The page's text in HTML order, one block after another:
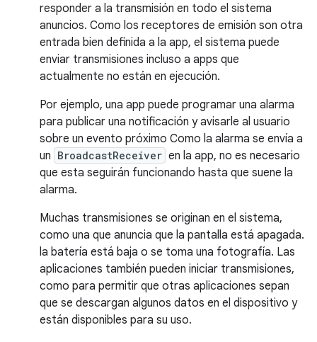
responder a la transmisión en todo el sistema
anuncios. Como los receptores de emisión son otra
entrada bien definida a la app, el sistema puede
enviar transmisiones incluso a apps que
actualmente no están en ejecución.
Por ejemplo, una app puede programar una alarma
para publicar una notificación y avisarle al usuario
sobre un evento próximo Como la alarma se envía a
un BroadcastReceiver en la app, no es necesario
que esta seguirán funcionando hasta que suene la
alarma.
Muchas transmisiones se originan en el sistema,
como una que anuncia que la pantalla está apagada.
la batería está baja o se toma una fotografía. Las
aplicaciones también pueden iniciar transmisiones,
como para permitir que otras aplicaciones sepan
que se descargan algunos datos en el dispositivo y
están disponibles para su uso.